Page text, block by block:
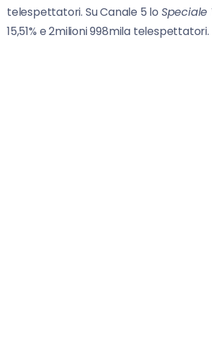
telespettatori. Su Canale 5 lo Speciale
15,51% e 2milioni 998mila telespettatori.